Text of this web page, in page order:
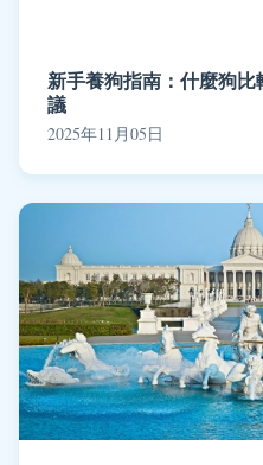
新手養狗指南：什麼狗
議
2025年11月05日